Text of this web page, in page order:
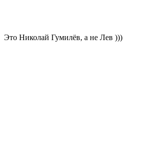
Это Николай Гумилёв, а не Лев )))